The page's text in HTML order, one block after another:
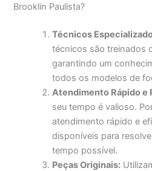
Brooklin Paulista?
Técnicos
técnicos são treinados
garantindo um
todos os modelos de
Atendimento Rápido e
seu tempo é valioso.
atendimento rápido e
disponíveis para
tempo possível.
Peças Originais: